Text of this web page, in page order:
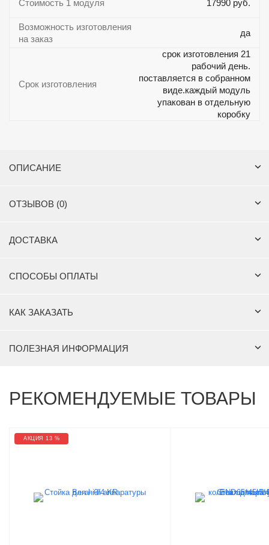
Стоимость 1 модуля 17990 руб.
Возможность изготовления
на заказ
да
Срок изготовления
срок изготовления 21
рабочий день.
поставляется в собранном
виде.каждый модуль
упакован в отдельную
коробку
ОПИСАНИЕ
ОТЗЫВОВ (0)
ДОСТАВКА
СПОСОБЫ ОПЛАТЫ
КАК ЗАКАЗАТЬ
ПОЛЕЗНАЯ ИНФОРМАЦИЯ
РЕКОМЕНДУЕМЫЕ ТОВАРЫ
АКЦИЯ 13 %